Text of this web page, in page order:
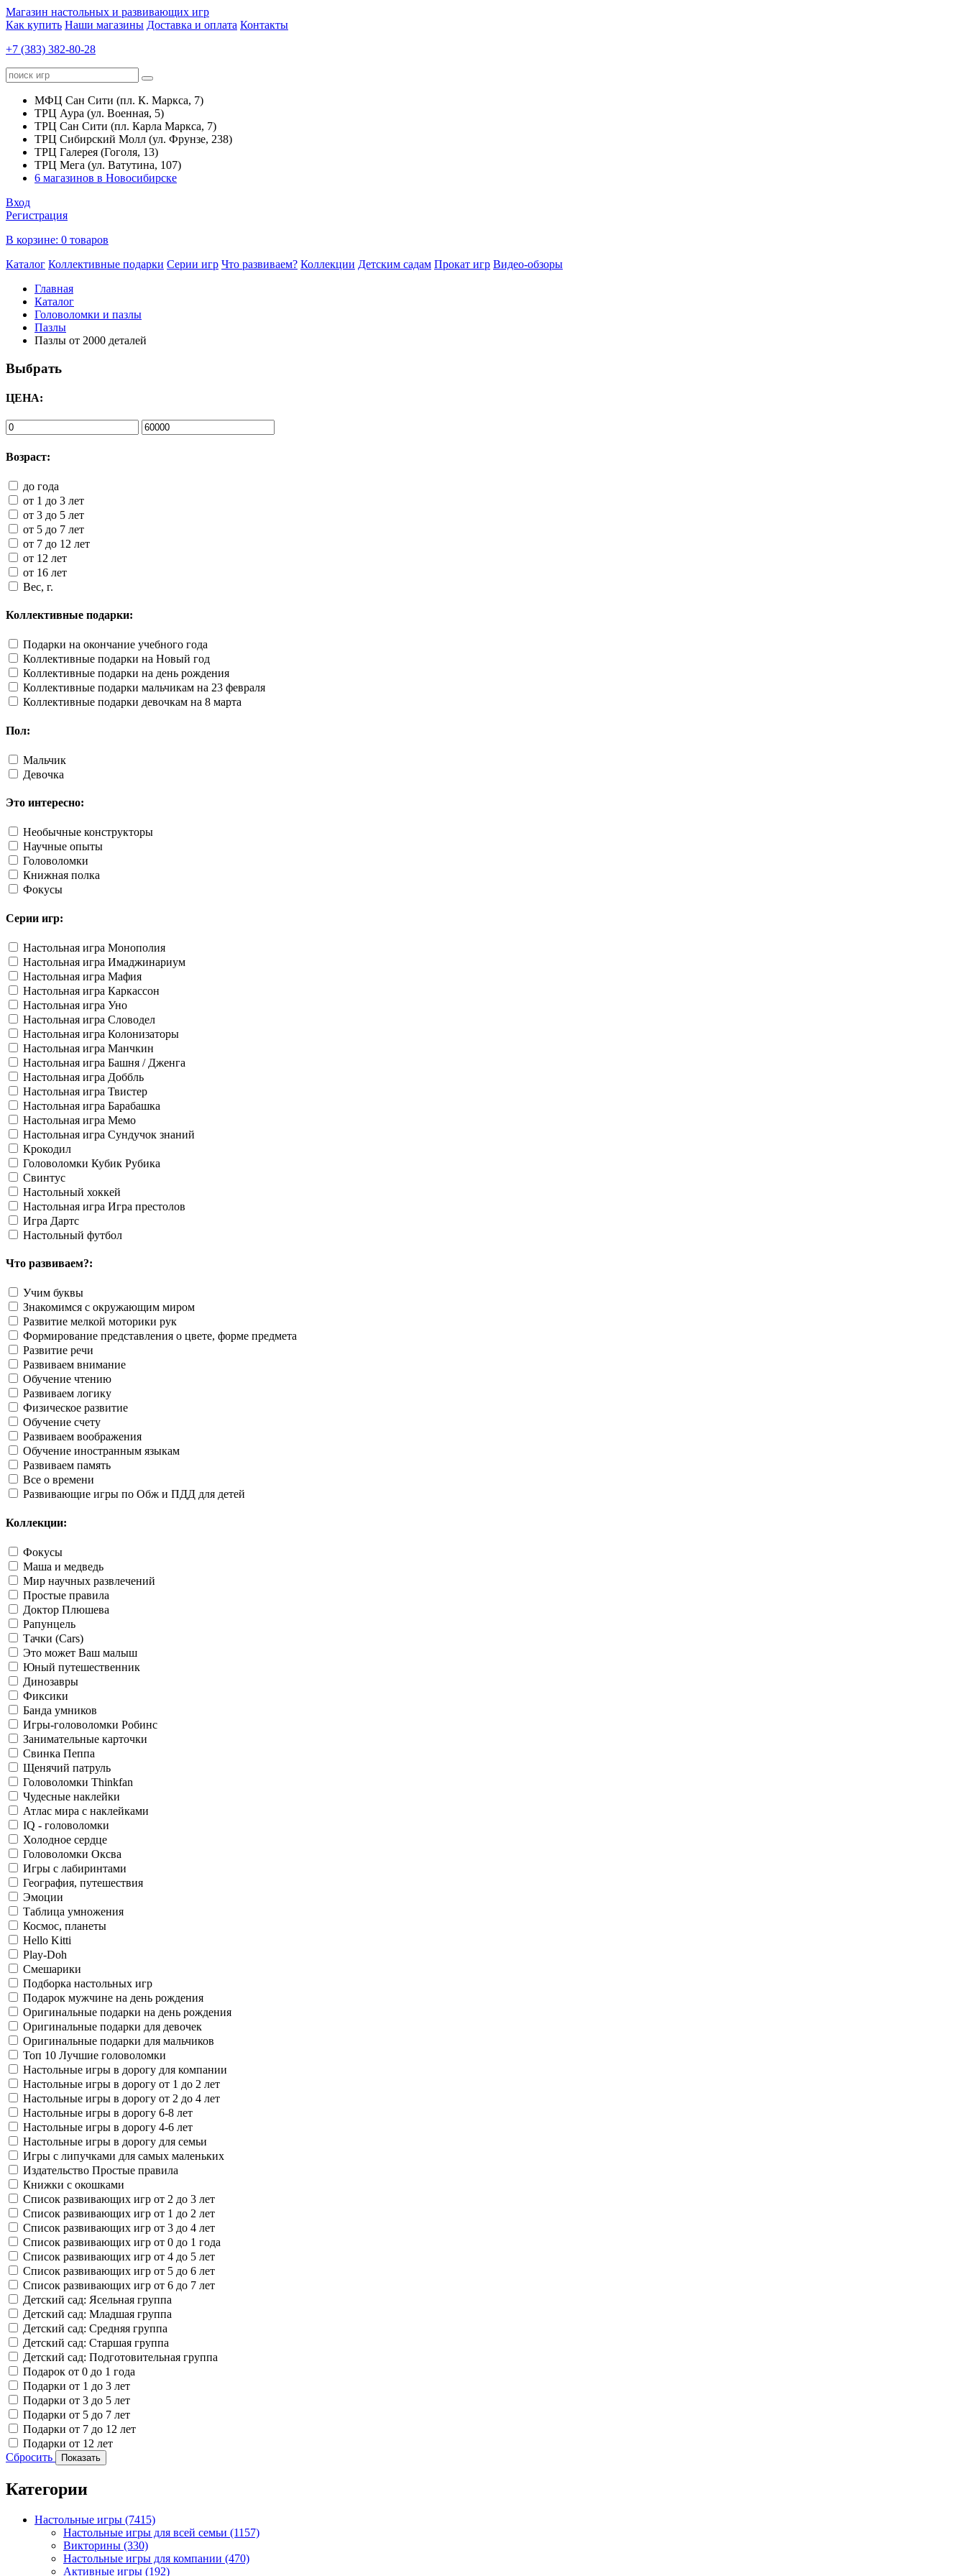
Магазин настольных и развивающих игр
Как купить Наши магазины Доставка и оплата Контакты
+7 (383) 382-80-28
МФЦ Сан Сити (пл. К. Маркса, 7)
ТРЦ Аура (ул. Военная, 5)
ТРЦ Сан Сити (пл. Карла Маркса, 7)
ТРЦ Сибирский Молл (ул. Фрунзе, 238)
ТРЦ Галерея (Гоголя, 13)
ТРЦ Мега (ул. Ватутина, 107)
6 магазинов в Новосибирске
Вход
Регистрация
В корзине: 0 товаров
Каталог Коллективные подарки Серии игр Что развиваем? Коллекции Детским садам Прокат игр Видео-обзоры
Главная
Каталог
Головоломки и пазлы
Пазлы
Пазлы от 2000 деталей
Выбрать
ЦЕНА:
Возраст:
до года
от 1 до 3 лет
от 3 до 5 лет
от 5 до 7 лет
от 7 до 12 лет
от 12 лет
от 16 лет
Вес, г.
Коллективные подарки:
Подарки на окончание учебного года
Коллективные подарки на Новый год
Коллективные подарки на день рождения
Коллективные подарки мальчикам на 23 февраля
Коллективные подарки девочкам на 8 марта
Пол:
Мальчик
Девочка
Это интересно:
Необычные конструкторы
Научные опыты
Головоломки
Книжная полка
Фокусы
Серии игр:
Настольная игра Монополия
Настольная игра Имаджинариум
Настольная игра Мафия
Настольная игра Каркассон
Настольная игра Уно
Настольная игра Словодел
Настольная игра Колонизаторы
Настольная игра Манчкин
Настольная игра Башня / Дженга
Настольная игра Доббль
Настольная игра Твистер
Настольная игра Барабашка
Настольная игра Мемо
Настольная игра Сундучок знаний
Крокодил
Головоломки Кубик Рубика
Свинтус
Настольный хоккей
Настольная игра Игра престолов
Игра Дартс
Настольный футбол
Что развиваем?:
Учим буквы
Знакомимся с окружающим миром
Развитие мелкой моторики рук
Формирование представления о цвете, форме предмета
Развитие речи
Развиваем внимание
Обучение чтению
Развиваем логику
Физическое развитие
Обучение счету
Развиваем воображения
Обучение иностранным языкам
Развиваем память
Все о времени
Развивающие игры по Обж и ПДД для детей
Коллекции:
Фокусы
Маша и медведь
Мир научных развлечений
Простые правила
Доктор Плюшева
Рапунцель
Тачки (Cars)
Это может Ваш малыш
Юный путешественник
Динозавры
Фиксики
Банда умников
Игры-головоломки Робинс
Занимательные карточки
Свинка Пеппа
Щенячий патруль
Головоломки Thinkfan
Чудесные наклейки
Атлас мира с наклейками
IQ - головоломки
Холодное сердце
Головоломки Оксва
Игры с лабиринтами
География, путешествия
Эмоции
Таблица умножения
Космос, планеты
Hello Kitti
Play-Doh
Смешарики
Подборка настольных игр
Подарок мужчине на день рождения
Оригинальные подарки на день рождения
Оригинальные подарки для девочек
Оригинальные подарки для мальчиков
Топ 10 Лучшие головоломки
Настольные игры в дорогу для компании
Настольные игры в дорогу от 1 до 2 лет
Настольные игры в дорогу от 2 до 4 лет
Настольные игры в дорогу 6-8 лет
Настольные игры в дорогу 4-6 лет
Настольные игры в дорогу для семьи
Игры с липучками для самых маленьких
Издательство Простые правила
Книжки с окошками
Список развивающих игр от 2 до 3 лет
Список развивающих игр от 1 до 2 лет
Список развивающих игр от 3 до 4 лет
Список развивающих игр от 0 до 1 года
Список развивающих игр от 4 до 5 лет
Список развивающих игр от 5 до 6 лет
Список развивающих игр от 6 до 7 лет
Детский сад: Ясельная группа
Детский сад: Младшая группа
Детский сад: Средняя группа
Детский сад: Старшая группа
Детский сад: Подготовительная группа
Подарок от 0 до 1 года
Подарки от 1 до 3 лет
Подарки от 3 до 5 лет
Подарки от 5 до 7 лет
Подарки от 7 до 12 лет
Подарки от 12 лет
Сбросить
Показать
Категории
Настольные игры (7415)
Настольные игры для всей семьи (1157)
Викторины (330)
Настольные игры для компании (470)
Активные игры (192)